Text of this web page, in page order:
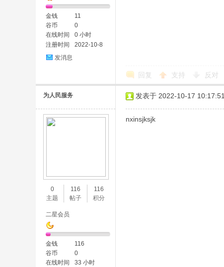
金钱
11
谷币
0
在线时间
0 小时
注册时间
2022-10-8
发消息
回复 支持 反对
为人民服务
0
主题
116
帖子
116
积分
二星会员
金钱
116
谷币
0
在线时间
33 小时
发表于 2022-10-17 10:17:51
nxinsjksjk